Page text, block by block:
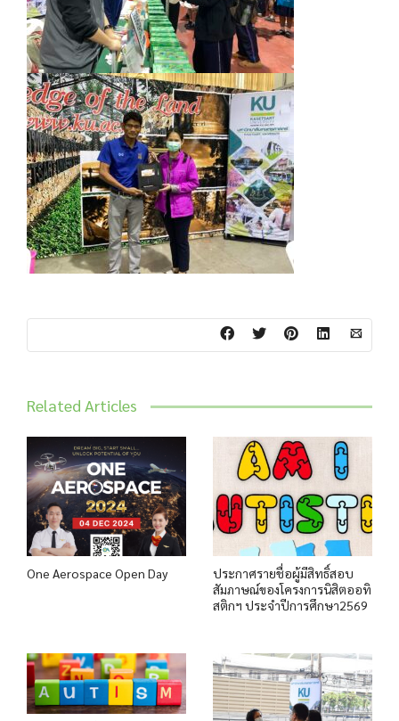
Related Articles
One Aerospace Open Day
ประกาศรายชื่อผู้มีสิทธิ์สอบ
สัมภาษณ์ของโครงการนิสิตออทิ
สติกฯ ประจำปีการศึกษา2569